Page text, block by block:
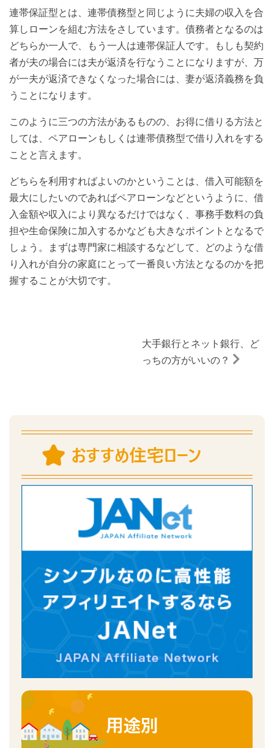
連帯保証型とは、連帯債務型と同じように夫婦の収入を合
算しローンを組む方法をさしています。債務者となるのは
どちらか一人で、もう一人は連帯保証人です。もしも契約
者が夫の場合には夫が返済を行なうことになりますが、万
が一夫が返済できなくなった場合には、妻が返済義務を負
うことになります。
このように三つの方法があるものの、お得に借りる方法と
しては、ペアローンもしくは連帯債務型で借り入れをする
ことと言えます。
どちらを利用すればよいのかということは、借入可能額を
最大にしたいのであればペアローンなどというように、借
入金額や収入により異なるだけではなく、事務手数料の負
担や生命保険に加入するかなども大きなポイントとなるで
しょう。まずは専門家に相談するなどして、どのような借
り入れが自分の家庭にとって一番良い方法となるのかを把
握することが大切です。
大手銀行とネット銀行、ど
っちの方がいいの？